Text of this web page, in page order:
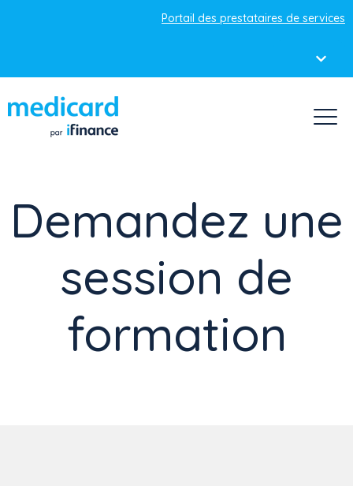
Portail des prestataires de services
Demandez une
session de
formation